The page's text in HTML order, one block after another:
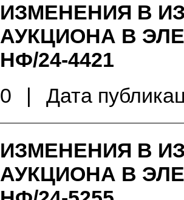
ИЗМЕНЕНИЯ В
АУКЦИОНА В
НФ/24-4421
0
| Дата
ИЗМЕНЕНИЯ В
АУКЦИОНА В